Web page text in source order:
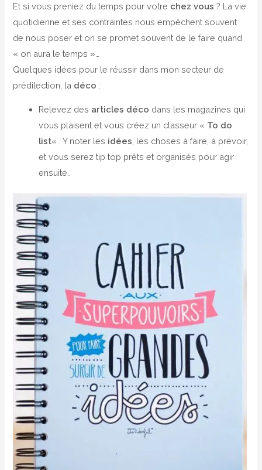
Et si vous preniez du temps pour votre chez vous ? La vie
quotidienne et ses contraintes nous empêchent souvent
de nous poser et on se promet souvent de le faire quand
« on aura le temps »…
Quelques idées pour le réussir dans mon secteur de
prédilection, la déco :
Relevez des articles déco dans les magazines qui
vous plaisent et vous créez un classeur « To do
list« . Y noter les idées, les choses à faire, à prévoir,
et vous serez tip top prêts et organisés pour agir
ensuite..